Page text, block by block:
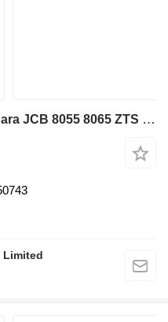
20/925564 transmisión final para JCB 8055 8065 ZTS RTS miniexcavadora
Limited